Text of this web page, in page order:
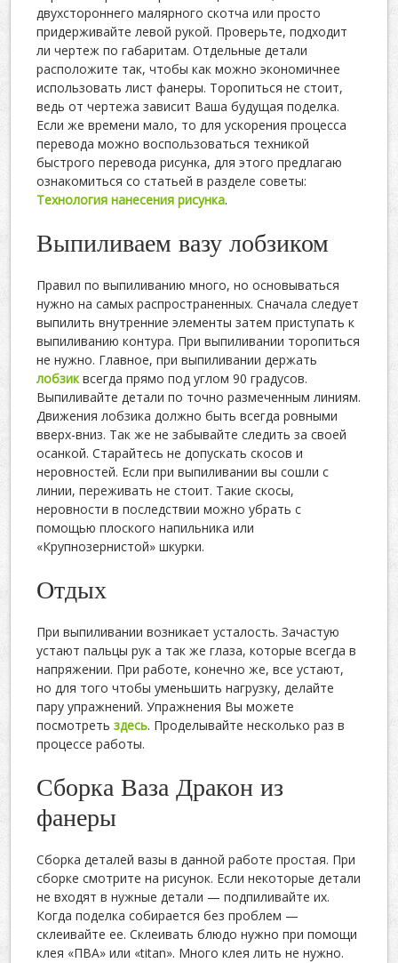
двухстороннего малярного скотча или просто
придерживайте левой рукой. Проверьте, подходит
ли чертеж по габаритам. Отдельные детали
расположите так, чтобы как можно экономичнее
использовать лист фанеры. Торопиться не стоит,
ведь от чертежа зависит Ваша будущая поделка.
Если же времени мало, то для ускорения процесса
перевода можно воспользоваться техникой
быстрого перевода рисунка, для этого предлагаю
ознакомиться со статьей в разделе советы:
Технология нанесения рисунка.
Выпиливаем вазу лобзиком
Правил по выпиливанию много, но основываться
нужно на самых распространенных. Сначала следует
выпилить внутренние элементы затем приступать к
выпиливанию контура. При выпиливании торопиться
не нужно. Главное, при выпиливании держать
лобзик всегда прямо под углом 90 градусов.
Выпиливайте детали по точно размеченным линиям.
Движения лобзика должно быть всегда ровными
вверх-вниз. Так же не забывайте следить за своей
осанкой. Старайтесь не допускать скосов и
неровностей. Если при выпиливании вы сошли с
линии, переживать не стоит. Такие скосы,
неровности в последствии можно убрать с
помощью плоского напильника или
«Крупнозернистой» шкурки.
Отдых
При выпиливании возникает усталость. Зачастую
устают пальцы рук а так же глаза, которые всегда в
напряжении. При работе, конечно же, все устают,
но для того чтобы уменьшить нагрузку, делайте
пару упражнений. Упражнения Вы можете
посмотретьздесь. Проделывайте несколько раз в
процессе работы.
Сборка Ваза Дракон из
фанеры
Сборка деталей вазы в данной работе простая. При
сборке смотрите на рисунок. Если некоторые детали
не входят в нужные детали — подпиливайте их.
Когда поделка собирается без проблем —
склеивайте ее. Склеивать блюдо нужно при помощи
клея «ПВА» или «titan». Много клея лить не нужно.